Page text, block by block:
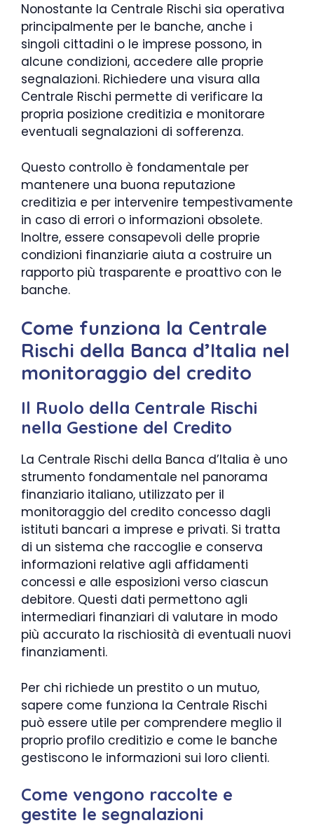
Nonostante la Centrale Rischi sia operativa
principalmente per le banche, anche i
singoli cittadini o le imprese possono, in
alcune condizioni, accedere alle proprie
segnalazioni. Richiedere una visura alla
Centrale Rischi permette di verificare la
propria posizione creditizia e monitorare
eventuali segnalazioni di sofferenza.
Questo controllo è fondamentale per
mantenere una buona reputazione
creditizia e per intervenire tempestivamente
in caso di errori o informazioni obsolete.
Inoltre, essere consapevoli delle proprie
condizioni finanziarie aiuta a costruire un
rapporto più trasparente e proattivo con le
banche.
Come funziona la Centrale
Rischi della Banca d’Italia nel
monitoraggio del credito
Il Ruolo della Centrale Rischi
nella Gestione del Credito
La Centrale Rischi della Banca d’Italia è uno
strumento fondamentale nel panorama
finanziario italiano, utilizzato per il
monitoraggio del credito concesso dagli
istituti bancari a imprese e privati. Si tratta
di un sistema che raccoglie e conserva
informazioni relative agli affidamenti
concessi e alle esposizioni verso ciascun
debitore. Questi dati permettono agli
intermediari finanziari di valutare in modo
più accurato la rischiosità di eventuali nuovi
finanziamenti.
Per chi richiede un prestito o un mutuo,
sapere come funziona la Centrale Rischi
può essere utile per comprendere meglio il
proprio profilo creditizio e come le banche
gestiscono le informazioni sui loro clienti.
Come vengono raccolte e
gestite le segnalazioni